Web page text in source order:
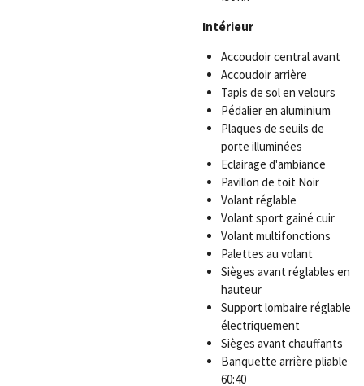
Intérieur
Accoudoir central avant
Accoudoir arrière
Tapis de sol en velours
Pédalier en aluminium
Plaques de seuils de
porte illuminées
Eclairage d'ambiance
Pavillon de toit Noir
Volant réglable
Volant sport gainé cuir
Volant multifonctions
Palettes au volant
Sièges avant réglables en
hauteur
Support lombaire réglable
électriquement
Sièges avant chauffants
Banquette arrière pliable
60:40